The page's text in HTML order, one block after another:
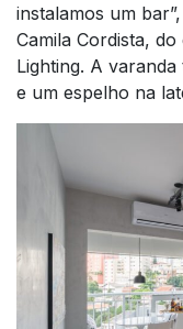
instalamos um
Camila Cordista,
Lighting. A
e um espelho na